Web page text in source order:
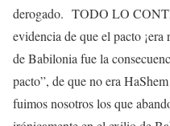
derogado. TODO LO
evidencia de que el pacto
de Babilonia fue la
pacto”, de que no era
fuimos nosotros los que